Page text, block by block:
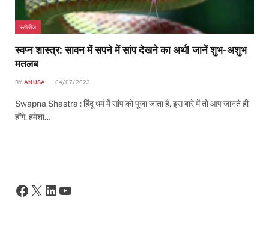
स्टोरीज
स्वप्न शास्त्र: सावन में सपने में सांप देखने का अर्थ! जानें शुभ-अशुभ
मतलब
BY ANUSA 04/07/2023
Swapna Shastra : हिंदू धर्म में सांप को पूजा जाता है, इस बारे में तो आप जानते ही
होंगे. हमेशा…
Facebook
X LinkedIn
YouTube